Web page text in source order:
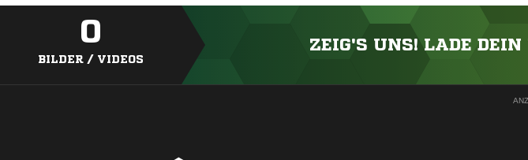
0
BILDER / VIDEOS
ZEIG'S UNS! LADE DEIN